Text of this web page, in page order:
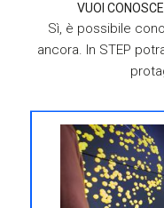
VUOI
Sì, è possibile
ancora. In STEP